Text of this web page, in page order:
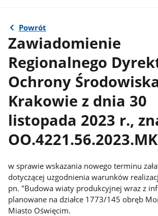
Powrót
Zawiadomienie
Regionalnego
Ochrony
Krakowie z dnia 30
listopada 2023 r.,
w sprawie wskazania nowego terminu
dotyczącej uzgodnienia warunków
pn. "Budowa wiaty produkcyjnej wraz z
planowane na działce 1773/145 obręb
Miasto Oświęcim.